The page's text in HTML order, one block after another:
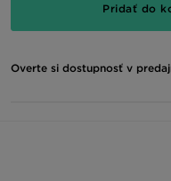
Pridať do
Overte si dostupnosť v